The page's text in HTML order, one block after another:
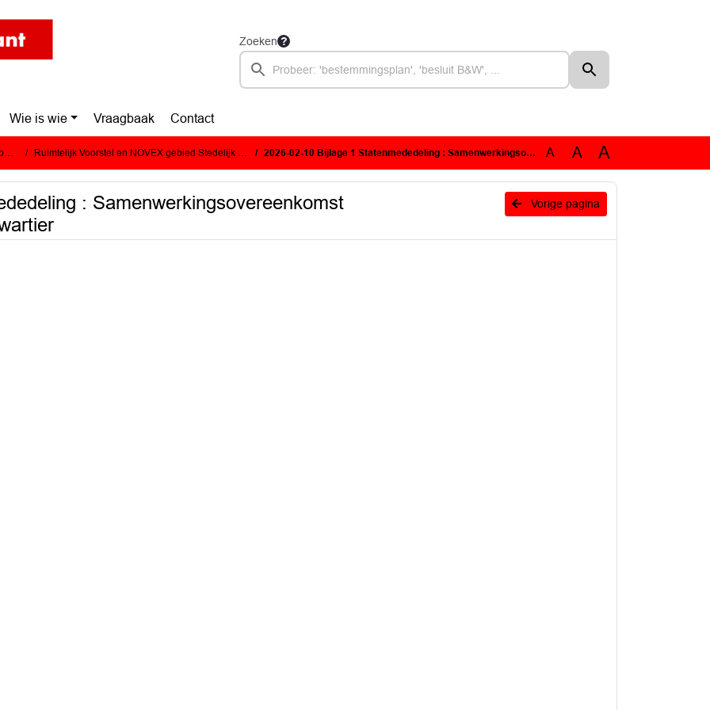
Zoeken
Wie is wie Vraagbaak Contact
Ruimtelijk Voorstel en NOVEX gebied Stedelijk Brabant 2026-02-10 Bijlage 1 Statenmededeling : Samenwerkingsovereenkomst gebiedsontwikkeling Stationskwartier A A A
Vorige pagina
: Samenwerkingsovereenkomst